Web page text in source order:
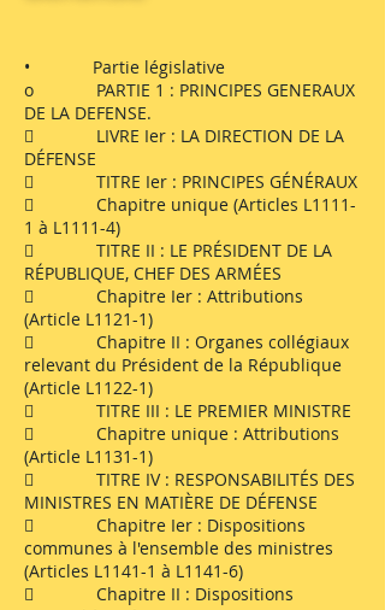
• Partie législative
o PARTIE 1 : PRINCIPES GENERAUX
DE LA DEFENSE.
 LIVRE Ier : LA DIRECTION DE LA
DÉFENSE
 TITRE Ier : PRINCIPES GÉNÉRAUX
 Chapitre unique (Articles L1111-
1 à L1111-4)
 TITRE II : LE PRÉSIDENT DE LA
RÉPUBLIQUE, CHEF DES ARMÉES
 Chapitre Ier : Attributions
(Article L1121-1)
 Chapitre II : Organes collégiaux
relevant du Président de la République
(Article L1122-1)
 TITRE III : LE PREMIER MINISTRE
 Chapitre unique : Attributions
(Article L1131-1)
 TITRE IV : RESPONSABILITÉS DES
MINISTRES EN MATIÈRE DE DÉFENSE
 Chapitre Ier : Dispositions
communes à l'ensemble des ministres
(Articles L1141-1 à L1141-6)
 Chapitre II : Dispositions